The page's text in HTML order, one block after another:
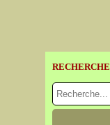
RECHERCHE